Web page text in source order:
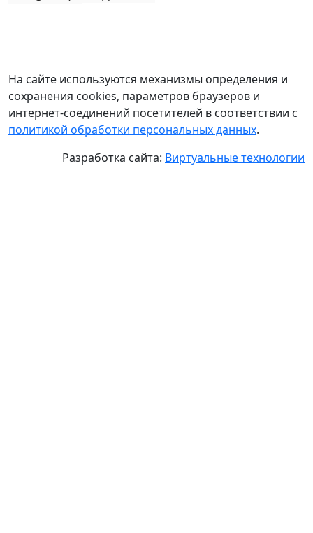
На сайте используются механизмы определения и
сохранения cookies, параметров браузеров и
интернет-соединений посетителей в соответствии с
политикой обработки персональных данных.
Разработка сайта: Виртуальные технологии